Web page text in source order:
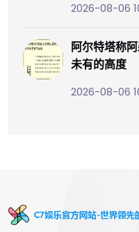
2026-08-06
阿尔特塔称
未有的高度
2026-08-06